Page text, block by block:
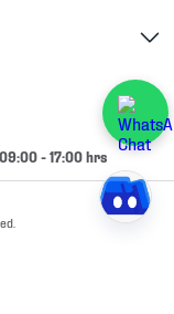
- 17:00 hrs